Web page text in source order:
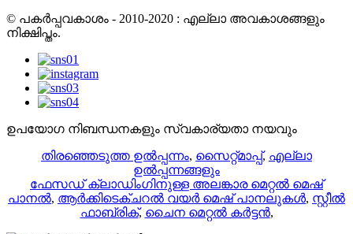
© പകർപ്പവകാശം - 2010-2020 : എല്ലാ അവകാശങ്ങളും
നിക്ഷിപ്തം.
ഉപയോഗ നിബന്ധനകളും സ്വകാര്യതാ നയവും
തിരഞ്ഞെടുത്ത ഉൽപ്പന്നം, സൈറ്റ്മാപ്പ്, എല്ലാ
ഉൽപ്പന്നങ്ങളും
ഫേസഡ് ക്ലാഡിംഗിനുള്ള അലങ്കാര മെറ്റൽ മെഷ്
പാനൽ, ആർക്കിടെക്ചറൽ വയർ മെഷ് പാനലുകൾ, സ്റ്റീൽ
ഫാബ്രിക്, ചൈന മെറ്റൽ കർട്ടൻ,